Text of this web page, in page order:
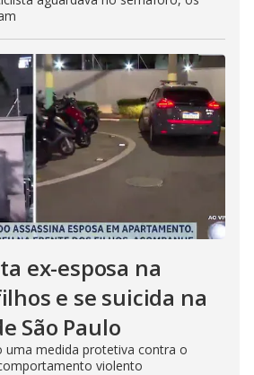
ex-esposa na
e se suicida na
São Paulo
uma medida protetiva contra o
violento